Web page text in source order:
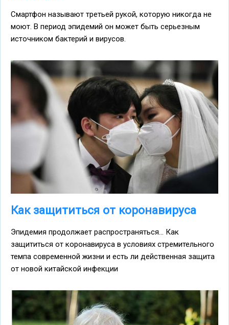
Смартфон называют третьей рукой, которую никогда не
моют. В период эпидемий он может быть серьезным
источником бактерий и вирусов.
Как защититься от коронавируса
Эпидемия продолжает распространяться... Как
защититься от коронавируса в условиях стремительного
темпа современной жизни и есть ли действенная защита
от новой китайской инфекции